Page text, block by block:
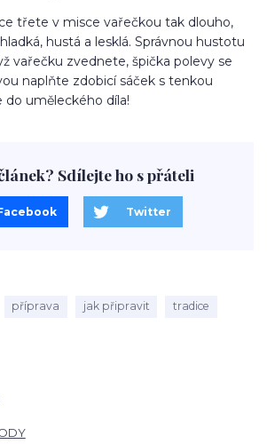
třete v misce vařečkou tak dlouho,
hustá a lesklá. Správnou hustotu
vařečku zvednete, špička polevy se
naplňte zdobicí sáček s tenkou
do uměleckého díla!
Sdílejte ho s přáteli
Twitter
příprava jak připravit tradice